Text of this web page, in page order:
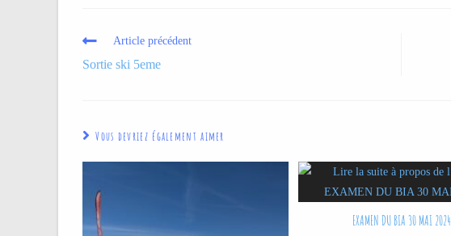
Article précédent
Sortie ski 5eme
Vous devriez également aimer
EXAMEN DU BIA 30 MAI 2024